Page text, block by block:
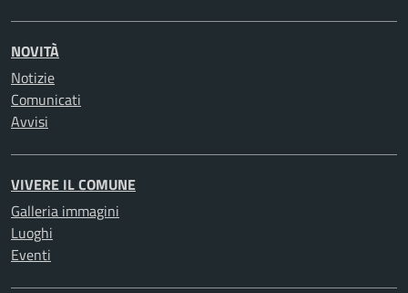
NOVITÀ
Notizie
Comunicati
Avvisi
VIVERE IL COMUNE
Galleria immagini
Luoghi
Eventi